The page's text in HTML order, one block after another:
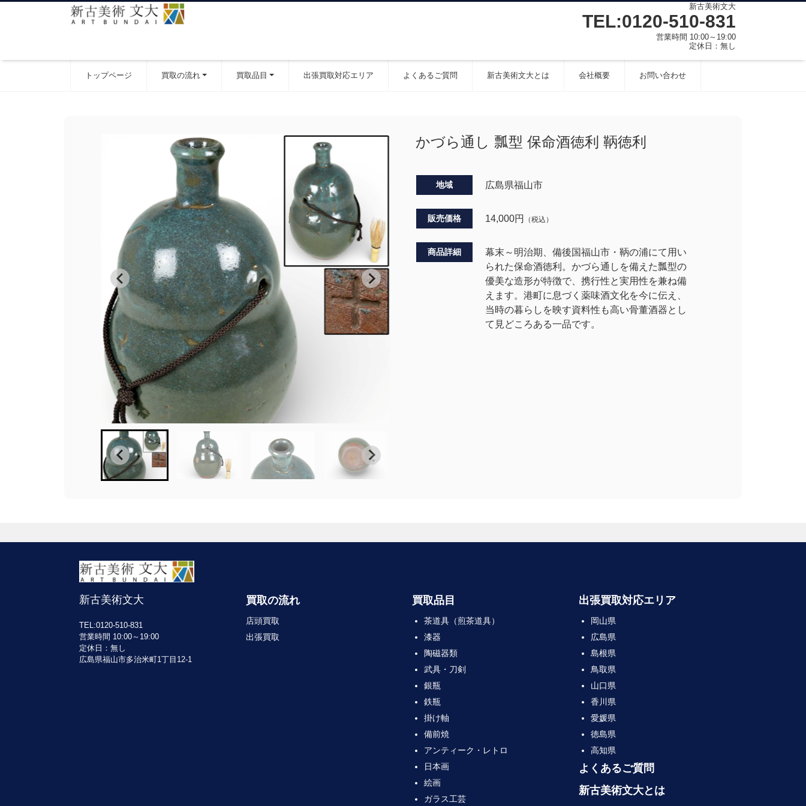
新古美術文大
TEL:0120-510-831
営業時間 10:00～19:00
定休日：無し
トップページ 買取の流れ 買取品目 出張買取対応エリア よくあるご質問 新古美術文大とは 会社概要 お問い合わせ
かづら通し 瓢型 保命酒徳利 鞆徳利
地域 広島県福山市
販売価格 14,000円 （税込）
商品詳細
幕末～明治期、備後国福山市・鞆の浦にて用い
られた保命酒徳利。かづら通しを備えた瓢型の
優美な造形が特徴で、携行性と実用性を兼ね備
えます。港町に息づく薬味酒文化を今に伝え、
当時の暮らしを映す資料性も高い骨董酒器とし
て見どころある一品です。
新古美術文大
TEL:0120-510-831
営業時間 10:00～19:00
定休日：無し
広島県福山市多治米町1丁目12-1
買取の流れ
店頭買取
出張買取
買取品目
茶道具（煎茶道具）
漆器
陶磁器類
武具・刀剣
銀瓶
鉄瓶
掛け軸
備前焼
アンティーク・レトロ
日本画
絵画
ガラス工芸
出張買取対応エリア
岡山県
広島県
島根県
鳥取県
山口県
香川県
愛媛県
徳島県
高知県
よくあるご質問
新古美術文大とは